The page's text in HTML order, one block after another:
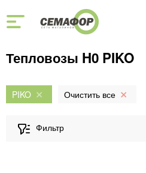
Тепловозы H0 PIKO
PIKO